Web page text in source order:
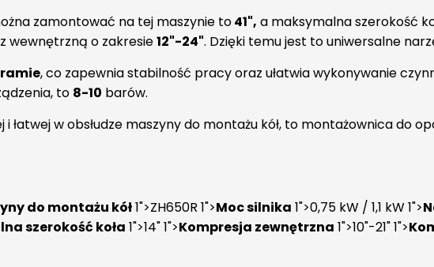
zamontować na tej maszynie to41", a maksymalna szerokość
wewnętrzną o zakresie12"-24". Dzięki temu jest to uniwersalne
ramie, co zapewnia stabilność pracy oraz ułatwia wykonywanie
to 8-10 barów.
i łatwej w obsłudze maszyny do montażu kół, to montażownica
do montażu kół1">ZH650R 1">Moc silnika 1">0,75 kW / 1,1 kW 1">
szerokość koła 1">14" 1">Kompresja zewnętrzna 1">10"-21" 1">